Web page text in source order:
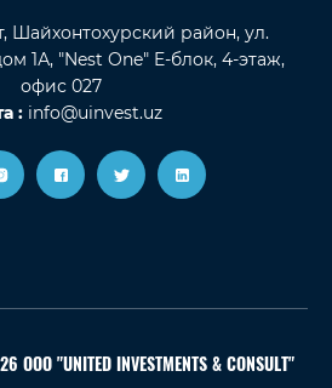
Шайхонтохурский район, ул.
1А, "Nest One" E-блок, 4-этаж,
офис 027
:info@uinvest.uz
"UNITED INVESTMENTS & CONSULT"